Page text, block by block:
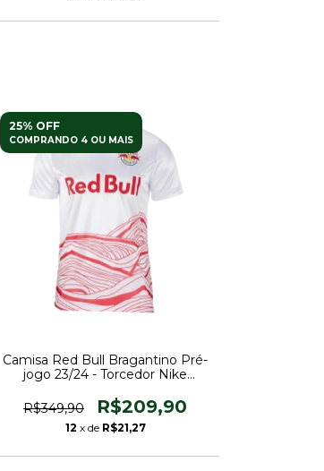
25% OFF
COMPRANDO 4 OU MAIS
Camisa Red Bull Bragantino Pré-
jogo 23/24 - Torcedor Nike
em vermelho
R$349,90 R$209,90
12 x de R$21,27